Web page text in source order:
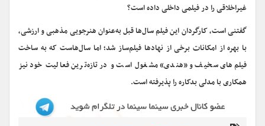
غیراخلاقی را در فیلمی داخلی داده است؟
گفتنی است، کارگردان این فیلم سال‌ها قبل به‌عنوان هنرجویی مذهبی و ارزشی،
با بهره از امکانات برخی از نهادها فیلم‌ساز شد؛ اما سال‌هاست که به ساخت
فیلم‌های سخیف و «هندی» مشغول است و در تازه‌ترین فعالیت خود نیز
همکاری با مدلی بدکاره را پذیرفته است.